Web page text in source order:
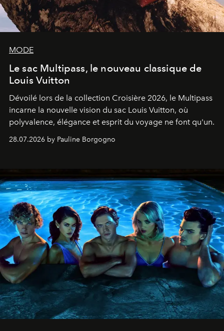
MODE
Le sac Multipass, le nouveau classique de
Louis Vuitton
Dévoilé lors de la collection Croisière 2026, le Multipass
incarne la nouvelle vision du sac Louis Vuitton, où
polyvalence, élégance et esprit du voyage ne font qu'un.
28.07.2026 by Pauline Borgogno